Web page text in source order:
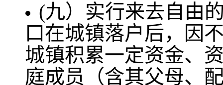
(九）实行来去自由
口在城镇落户后，因
城镇积累一定资金、
庭成员（含其父母、